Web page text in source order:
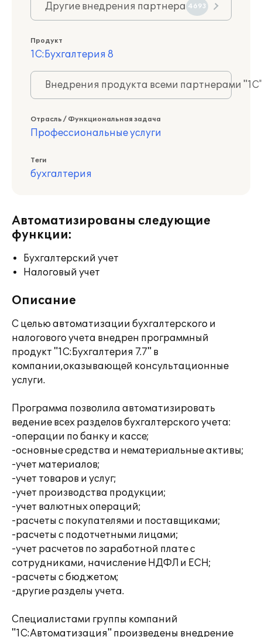
Другие внедрения партнера 4693
Продукт
1С:Бухгалтерия 8
Внедрения продукта всеми партнерами
Отрасль / Функциональная задача
Профессиональные услуги
Теги
бухгалтерия
Автоматизированы следующие
функции:
Бухгалтерский учет
Налоговый учет
Описание
С целью автоматизации бухгалтерского и
налогового учета внедрен программный
продукт "1С:Бухгалтерия 7.7" в
компании,оказывающей консультационные
услуги.
Программа позволила автоматизировать
ведение всех разделов бухгалтерского учета:
-операции по банку и кассе;
-основные средства и нематериальные активы;
-учет материалов;
-учет товаров и услуг;
-учет производства продукции;
-учет валютных операций;
-расчеты с покупателями и поставщиками;
-расчеты с подотчетными лицами;
-учет расчетов по заработной плате с
сотрудниками, начисление НДФЛ и ЕСН;
-расчеты с бюджетом;
-другие разделы учета.
Специалистами группы компаний
"1С:Автоматизация" произведены внедрение